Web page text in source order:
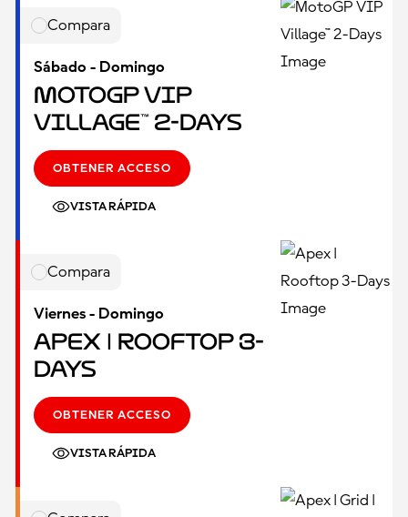
Compara
Sábado - Domingo
MotoGP VIP
Village™ 2-Days
OBTENER ACCESO
VISTA RÁPIDA
Compara
Viernes - Domingo
Apex | Rooftop 3-
Days
OBTENER ACCESO
VISTA RÁPIDA